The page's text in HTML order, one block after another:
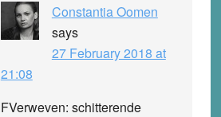
Constantia Oomen
says
27 February 2018 at
21:08
FVerweven: schitterende